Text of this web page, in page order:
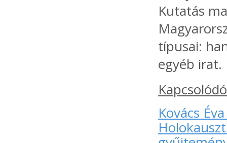
Kutatás
típusai:
egyéb irat.
Kovács